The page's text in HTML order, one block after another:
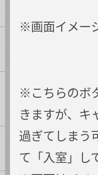
※画面イメー
※こちらのボ
きますが、キ
過ぎてしまう
て「入室」し